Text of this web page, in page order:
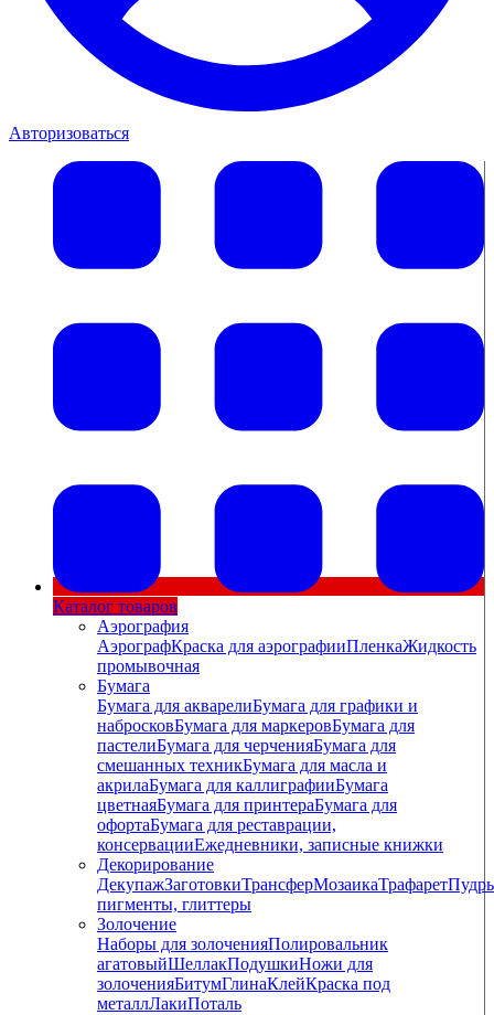
Авторизоваться
Каталог товаров
Аэрография
АэрографКраска для аэрографииПленкаЖидкость
промывочная
Бумага
Бумага для акварелиБумага для графики и
набросковБумага для маркеровБумага для
пастелиБумага для черченияБумага для
смешанных техникБумага для масла и
акрилаБумага для каллиграфииБумага
цветнаяБумага для принтераБумага для
офортаБумага для реставрации,
консервацииЕжедневники, записные книжки
Декорирование
ДекупажЗаготовкиТрансферМозаикаТрафарет
пигменты, глиттеры
Золочение
Наборы для золоченияПолировальник
агатовыйШеллакПодушкиНожи для
золоченияБитумГлинаКлейКраска под
металлЛакиПоталь